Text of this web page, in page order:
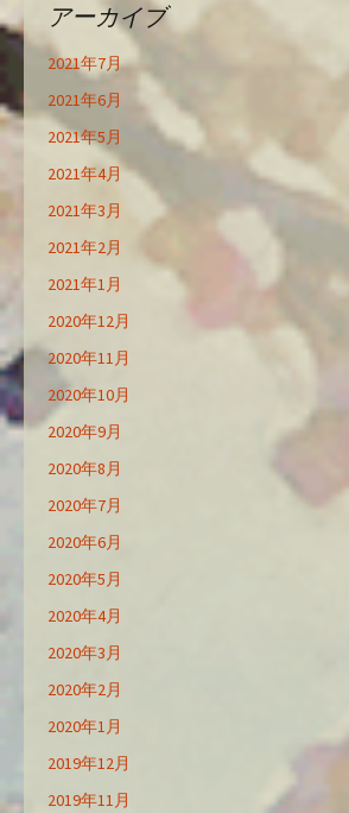
アーカイブ
2021年7月
2021年6月
2021年5月
2021年4月
2021年3月
2021年2月
2021年1月
2020年12月
2020年11月
2020年10月
2020年9月
2020年8月
2020年7月
2020年6月
2020年5月
2020年4月
2020年3月
2020年2月
2020年1月
2019年12月
2019年11月